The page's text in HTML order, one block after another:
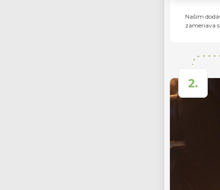
Naším
zameriava
2.